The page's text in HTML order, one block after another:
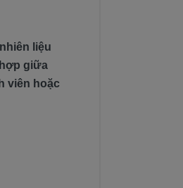
liệu
giữa
viên hoặc